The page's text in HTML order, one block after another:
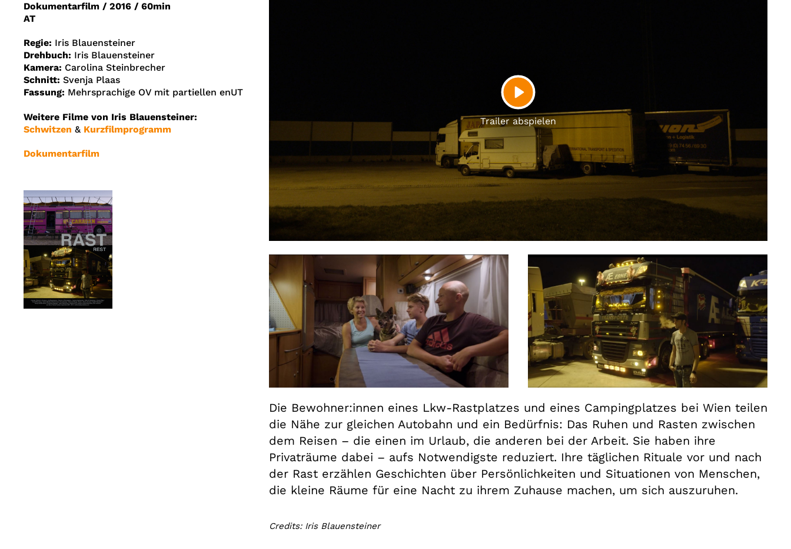
PLAY
Trailer abspielen
Dokumentarfilm / 2016 / 60min
AT
Regie: Iris Blauensteiner
Drehbuch: Iris Blauensteiner
Kamera: Carolina Steinbrecher
Schnitt: Svenja Plaas
Fassung: Mehrsprachige OV mit partiellen enUT
Weitere Filme von Iris Blauensteiner:
Schwitzen & Kurzfilmprogramm
Dokumentarfilm
Die Bewohner:innen eines Lkw-Rastplatzes und eines Campingplatzes bei Wien teilen
die Nähe zur gleichen Autobahn und ein Bedürfnis: Das Ruhen und Rasten zwischen
dem Reisen – die einen im Urlaub, die anderen bei der Arbeit. Sie haben ihre
Privaträume dabei – aufs Notwendigste reduziert. Ihre täglichen Rituale vor und nach
der Rast erzählen Geschichten über Persönlichkeiten und Situationen von Menschen,
die kleine Räume für eine Nacht zu ihrem Zuhause machen, um sich auszuruhen.
Credits: Iris Blauensteiner